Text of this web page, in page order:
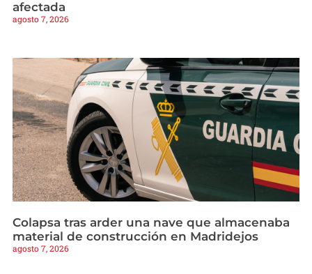
afectada
agosto 7, 2026
Colapsa tras arder una nave que almacenaba
material de construcción en Madridejos
agosto 7, 2026